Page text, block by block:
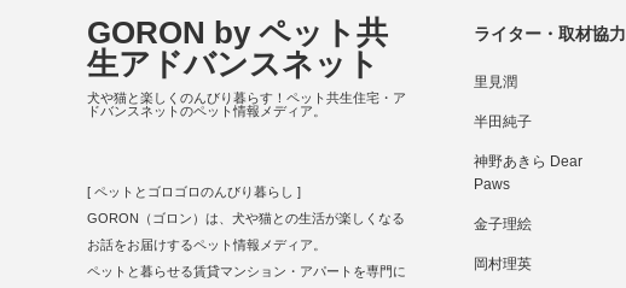
ライター・取材協力
里見潤
半田純子
神野あきら Dear
Paws
金子理絵
岡村理英
GORON by ペット共
生アドバンスネット
犬や猫と楽しくのんびり暮らす！ペット共生住宅・ア
ドバンスネットのペット情報メディア。
[ ペットとゴロゴロのんびり暮らし ]
GORON（ゴロン）は、犬や猫との生活が楽しくなる
お話をお届けするペット情報メディア。
ペットと暮らせる賃貸マンション・アパートを専門に